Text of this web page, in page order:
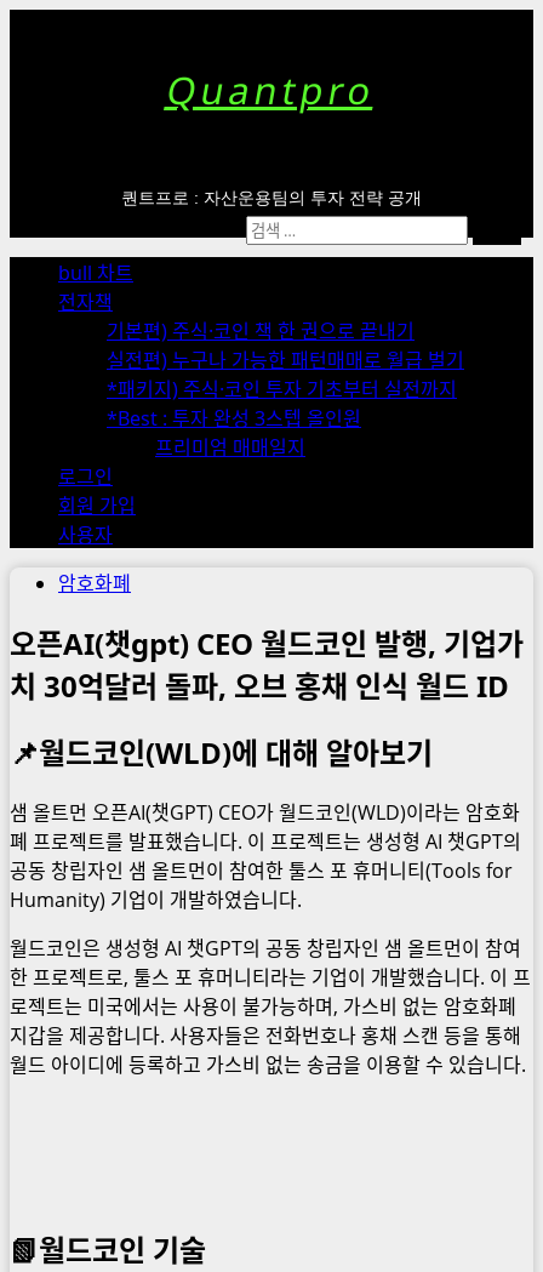
Quantpro
퀀트프로 : 자산운용팀의 투자 전략 공개
Menu
bull 차트
전자책
기본편) 주식·코인 책 한 권으로 끝내기
실전편) 누구나 가능한 패턴매매로 월급 벌기
*패키지) 주식·코인 투자 기초부터 실전까지
*Best : 투자 완성 3스텝 올인원
프리미엄 매매일지
로그인
회원 가입
사용자
검
색:
암호화폐
오픈AI(챗gpt) CEO 월드코인 발행, 기업가
치 30억달러 돌파, 오브 홍채 인식 월드 ID
📌월드코인(WLD)에 대해 알아보기
샘 올트먼 오픈AI(챗GPT) CEO가 월드코인(WLD)이라는 암호화
폐 프로젝트를 발표했습니다. 이 프로젝트는 생성형 AI 챗GPT의
공동 창립자인 샘 올트먼이 참여한 툴스 포 휴머니티(Tools for
Humanity) 기업이 개발하였습니다.
월드코인은 생성형 AI 챗GPT의 공동 창립자인 샘 올트먼이 참여
한 프로젝트로, 툴스 포 휴머니티라는 기업이 개발했습니다. 이 프
로젝트는 미국에서는 사용이 불가능하며, 가스비 없는 암호화폐
지갑을 제공합니다. 사용자들은 전화번호나 홍채 스캔 등을 통해
월드 아이디에 등록하고 가스비 없는 송금을 이용할 수 있습니다.
📗월드코인 기술